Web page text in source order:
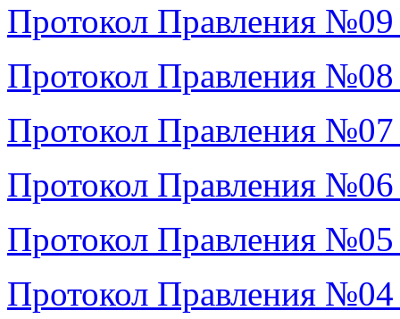
Протокол Правления
Протокол Правления
Протокол Правления
Протокол Правления
Протокол Правления
Протокол Правления